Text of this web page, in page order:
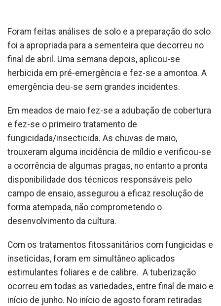
Foram feitas análises de solo e a preparação do solo
foi a apropriada para a sementeira que decorreu no
final de abril. Uma semana depois, aplicou-se
herbicida em pré-emergência e fez-se a amontoa. A
emergência deu-se sem grandes incidentes.
Em meados de maio fez-se a adubação de cobertura
e fez-se o primeiro tratamento de
fungicidada/insecticida. As chuvas de maio,
trouxeram alguma incidência de míldio e verificou-se
a ocorrência de algumas pragas, no entanto a pronta
disponibilidade dos técnicos responsáveis pelo
campo de ensaio, assegurou a eficaz resolução de
forma atempada, não comprometendo o
desenvolvimento da cultura.
Com os tratamentos fitossanitários com fungicidas e
inseticidas, foram em simultâneo aplicados
estimulantes foliares e de calibre. A tuberização
ocorreu em todas as variedades, entre final de maio e
início de junho. No início de agosto foram retiradas